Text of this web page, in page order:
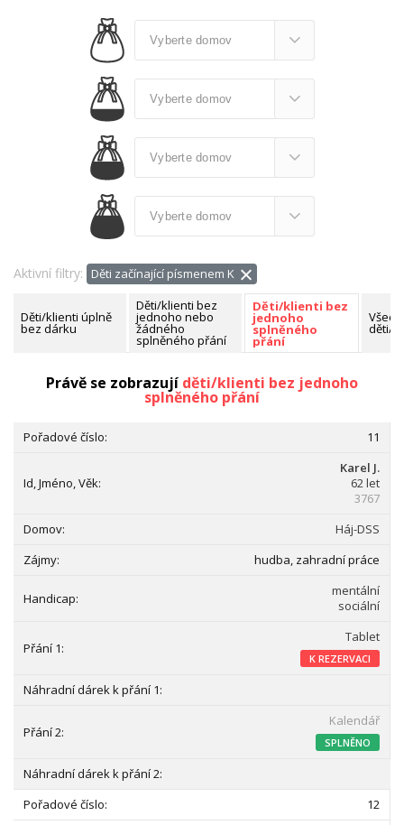
Aktivní filtry: Děti začínající písmenem K
Děti/klienti úplně
bez dárku
Děti/klienti bez
jednoho nebo
žádného
splněného přání
Děti/klienti bez
jednoho
splněného
přání
děti/
Právě se zobrazují děti/klienti bez jednoho
splněného přání
11
Karel J.
62 let
3767
Háj-DSS
hudba, zahradní práce
mentální
sociální
Tablet
K REZERVACI
Kalendář
SPLNĚNO
12